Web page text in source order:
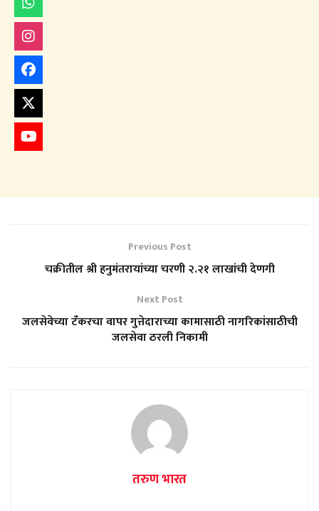
Previous Post
चक्रीतील श्री हनुमंतरायांच्या चरणी २.२१ लाखांची देणगी
Next Post
जलसेवेच्या टँकरचा वापर गुत्तेदाराच्या कामासाठी नागरिकांसाठीची
जलसेवा ठरली निकामी
तरुण भारत